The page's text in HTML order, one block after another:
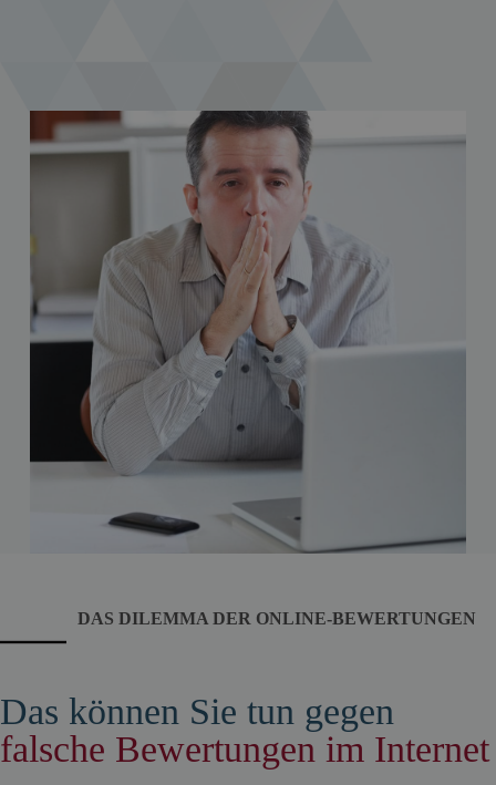
DAS DILEMMA DER ONLINE-BEWERTUNGEN
Das können Sie tun gegen
falsche Bewertungen im Internet